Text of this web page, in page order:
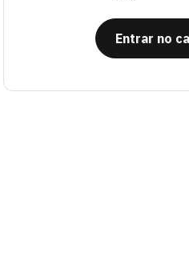
Entrar no